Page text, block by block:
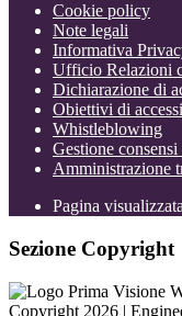
Cookie policy
Note legali
Informativa
Ufficio Relazioni
Dichiarazione di
Obiettivi di
Whistleblowing
Gestione
Amministrazione
Pagina
Sezione Copyright
Copyright 2026 |